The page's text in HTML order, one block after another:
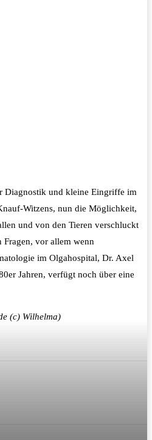
Diagnostik und kleine Eingriffe im
Witzens, nun die Möglichkeit,
und von den Tieren verschluckt
Fragen, vor allem wenn
im Olgahospital, Dr. Axel
Jahren, verfügt noch über eine
(c) Wilhelma)